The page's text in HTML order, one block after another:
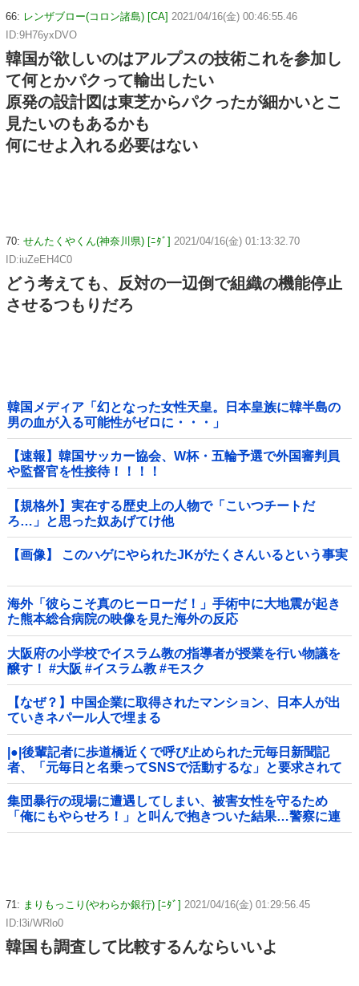
66: レンザブロー(コロン諸島) [CA] 2021/04/16(金) 00:46:55.46
ID:9H76yxDVO
韓国が欲しいのはアルプスの技術これを参加し
て何とかパクって輸出したい
原発の設計図は東芝からパクったが細かいとこ
見たいのもあるかも
何にせよ入れる必要はない
70: せんたくやくん(神奈川県) [ﾆﾀﾞ] 2021/04/16(金) 01:13:32.70
ID:iuZeEH4C0
どう考えても、反対の一辺倒で組織の機能停止
させるつもりだろ
韓国メディア「幻となった女性天皇。日本皇族に韓半島の
男の血が入る可能性がゼロに・・・」
【速報】韓国サッカー協会、W杯・五輪予選で外国審判員
や監督官を性接待！！！！
【規格外】実在する歴史上の人物で「こいつチートだ
ろ…」と思った奴あげてけ他
【画像】 このハゲにやられたJKがたくさんいるという事実
海外「彼らこそ真のヒーローだ！」手術中に大地震が起き
た熊本総合病院の映像を見た海外の反応
大阪府の小学校でイスラム教の指導者が授業を行い物議を
醸す！ #大阪 #イスラム教 #モスク
【なぜ？】中国企業に取得されたマンション、日本人が出
ていきネパール人で埋まる
|●|後輩記者に歩道橋近くで呼び止められた元毎日新聞記
者、「元毎日と名乗ってSNSで活動するな」と要求されて
しまい……
集団暴行の現場に遭遇してしまい、被害女性を守るため
「俺にもやらせろ！」と叫んで抱きついた結果…警察に連
行され〇〇扱いされる悲劇へ←機転を利かせた結果が裏目
71: まりもっこり(やわらか銀行) [ﾆﾀﾞ] 2021/04/16(金) 01:29:56.45
ID:l3i/WRlo0
韓国も調査して比較するんならいいよ